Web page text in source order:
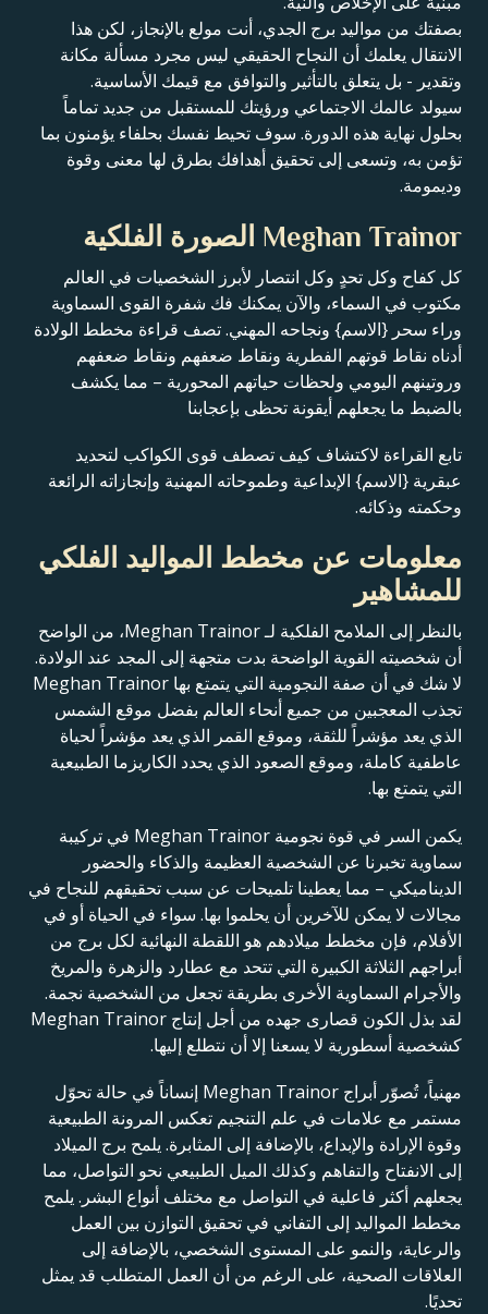
بصفتك من مواليد برج الجدي، أنت مولع بالإنجاز، لكن هذا
الانتقال يعلمك أن النجاح الحقيقي ليس مجرد مسألة مكانة
وتقدير - بل يتعلق بالتأثير والتوافق مع قيمك الأساسية.
سيولد عالمك الاجتماعي ورؤيتك للمستقبل من جديد تماماً
بحلول نهاية هذه الدورة. سوف تحيط نفسك بحلفاء يؤمنون بما
تؤمن به، وتسعى إلى تحقيق أهدافك بطرق لها معنى وقوة
وديمومة.
Meghan Trainor الصورة الفلكية
كل كفاح وكل تحدٍ وكل انتصار لأبرز الشخصيات في العالم
مكتوب في السماء، والآن يمكنك فك شفرة القوى السماوية
وراء سحر {الاسم} ونجاحه المهني. تصف قراءة مخطط الولادة
أدناه نقاط قوتهم الفطرية ونقاط ضعفهم ونقاط ضعفهم
وروتينهم اليومي ولحظات حياتهم المحورية – مما يكشف
بالضبط ما يجعلهم أيقونة تحظى بإعجابنا
تابع القراءة لاكتشاف كيف تصطف قوى الكواكب لتحديد
عبقرية {الاسم} الإبداعية وطموحاته المهنية وإنجازاته الرائعة
وحكمته وذكائه.
معلومات عن مخطط المواليد الفلكي
للمشاهير
بالنظر إلى الملامح الفلكية لـ Meghan Trainor، من الواضح
أن شخصيته القوية الواضحة بدت متجهة إلى المجد عند الولادة.
لا شك في أن صفة النجومية التي يتمتع بها Meghan Trainor
تجذب المعجبين من جميع أنحاء العالم بفضل موقع الشمس
الذي يعد مؤشراً للثقة، وموقع القمر الذي يعد مؤشراً لحياة
عاطفية كاملة، وموقع الصعود الذي يحدد الكاريزما الطبيعية
التي يتمتع بها.
يكمن السر في قوة نجومية Meghan Trainor في تركيبة
سماوية تخبرنا عن الشخصية العظيمة والذكاء والحضور
الديناميكي – مما يعطينا تلميحات عن سبب تحقيقهم للنجاح في
مجالات لا يمكن للآخرين أن يحلموا بها. سواء في الحياة أو في
الأفلام، فإن مخطط ميلادهم هو اللقطة النهائية لكل برج من
أبراجهم الثلاثة الكبيرة التي تتحد مع عطارد والزهرة والمريخ
والأجرام السماوية الأخرى بطريقة تجعل من الشخصية نجمة.
لقد بذل الكون قصارى جهده من أجل إنتاج Meghan Trainor
كشخصية أسطورية لا يسعنا إلا أن نتطلع إليها.
مهنياً، تُصوّر أبراج Meghan Trainor إنساناً في حالة تحوّل
مستمر مع علامات في علم التنجيم تعكس المرونة الطبيعية
وقوة الإرادة والإبداع، بالإضافة إلى المثابرة. يلمح برج الميلاد
إلى الانفتاح والتفاهم وكذلك الميل الطبيعي نحو التواصل، مما
يجعلهم أكثر فاعلية في التواصل مع مختلف أنواع البشر. يلمح
مخطط المواليد إلى التفاني في تحقيق التوازن بين العمل
والرعاية، والنمو على المستوى الشخصي، بالإضافة إلى
العلاقات الصحية، على الرغم من أن العمل المتطلب قد يمثل
تحديًا.